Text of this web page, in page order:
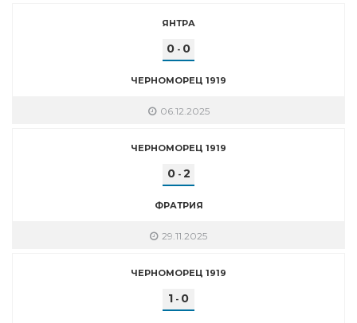
ЯНТРА
0 - 0
ЧЕРНОМОРЕЦ 1919
06.12.2025
ЧЕРНОМОРЕЦ 1919
0- 2
ФРАТРИЯ
29.11.2025
ЧЕРНОМОРЕЦ 1919
1 - 0